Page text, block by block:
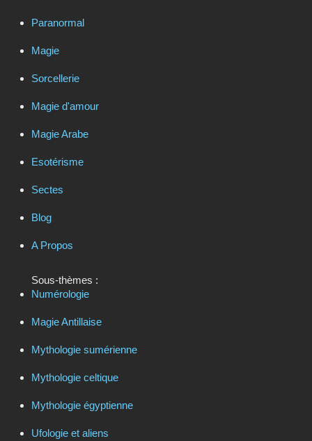
Paranormal
Magie
Sorcellerie
Magie d'amour
Magie Arabe
Esotérisme
Sectes
Blog
A Propos
Sous-thèmes :
Numérologie
Magie Antillaise
Mythologie sumérienne
Mythologie celtique
Mythologie égyptienne
Ufologie et aliens